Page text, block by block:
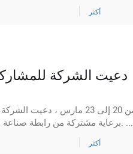
أكثر
برعاية مشتركة من رابطة صناعة الحاويات الصينية وفرع النقل المتعدد الوسائط برابطة النقل الصينية. ...
أكثر